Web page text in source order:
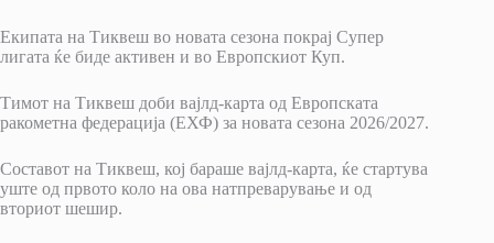
Екипата на Тиквеш во новата сезона покрај Супер
лигата ќе биде активен и во Европскиот Куп.
Тимот на Тиквеш доби вајлд-карта од Европската
ракометна федерација (ЕХФ) за новата сезона 2026/2027.
Составот на Тиквеш, кој бараше вајлд-карта, ќе стартува
уште од првото коло на ова натпреварување и од
вториот шешир.